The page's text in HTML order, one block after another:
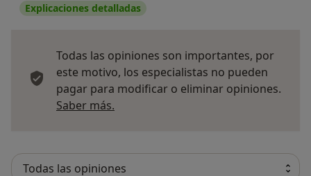
Explicaciones detalladas
Todas las opiniones son importantes, por
este motivo, los especialistas no pueden
pagar para modificar o eliminar opiniones.
Saber más.